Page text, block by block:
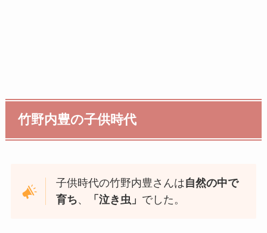
竹野内豊の子供時代
子供時代の竹野内豊さんは自然の中で
育ち、 「泣き虫」 でした。